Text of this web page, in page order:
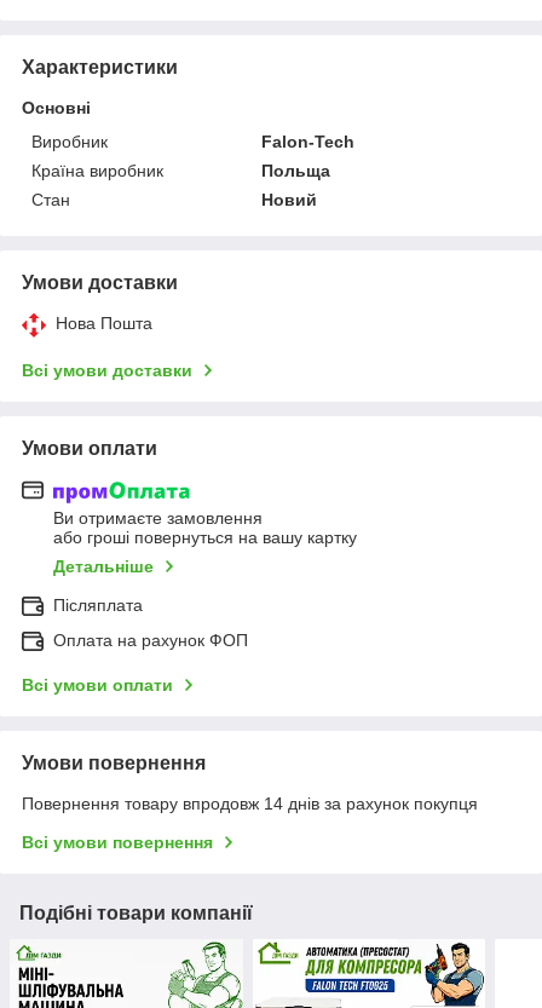
Характеристики
Основні
Виробник
Falon-Tech
Країна виробник
Польща
Стан
Новий
Умови доставки
Нова Пошта
Всі умови доставки
Умови оплати
Ви отримаєте замовлення
або гроші повернуться на вашу картку
Детальніше
Післяплата
Оплата на рахунок ФОП
Всі умови оплати
Умови повернення
Повернення товару впродовж 14 днів за рахунок покупця
Всі умови повернення
Подібні товари компанії